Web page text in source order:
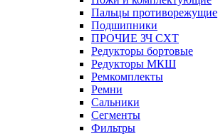
Пальцы противорежущие
Подшипники
ПРОЧИЕ ЗЧ СХТ
Редукторы бортовые
Редукторы МКШ
Ремкомплекты
Ремни
Сальники
Сегменты
Фильтры